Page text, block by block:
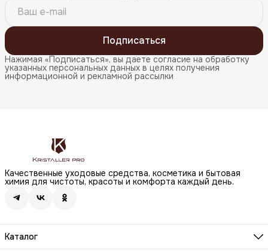
Подписаться
Нажимая «Подписаться», вы даете согласие на обработку
указанных персональных данных в целях получения
информационной и рекламной рассылки
Качественные уходовые средства, косметика и бытовая
химия для чистоты, красоты и комфорта каждый день.
Каталог